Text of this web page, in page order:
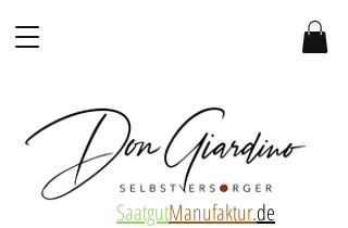
SaatgutManufaktur.de